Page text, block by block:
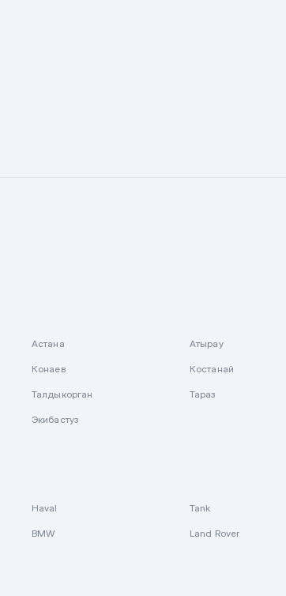
Астана Атырау
Конаев Костанай
Талдыкорган Тараз
Экибастуз
Haval Tank
BMW Land Rover